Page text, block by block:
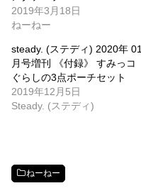
2019年3月18日
ねーねー
steady. (ステディ) 2020年 01
月号増刊 《付録》 すみっコ
ぐらしの3点ポーチセット
2019年12月5日
Steady. (ステディ)
ねーねー